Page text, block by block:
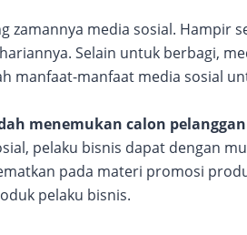
zamannya media sosial. Hampir
Selain untuk berbagi,
manfaat-manfaat media sosial
menemukan calon pelanggan
pelaku bisnis dapat dengan
pada materi promosi
pelaku bisnis.